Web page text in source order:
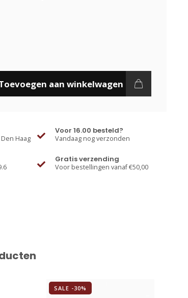
aan winkelwagen
Haag
Voor 16.00 besteld?
Vandaag nog verzonden
Gratis verzending
Voor bestellingen vanaf €50,00
SALE -30%